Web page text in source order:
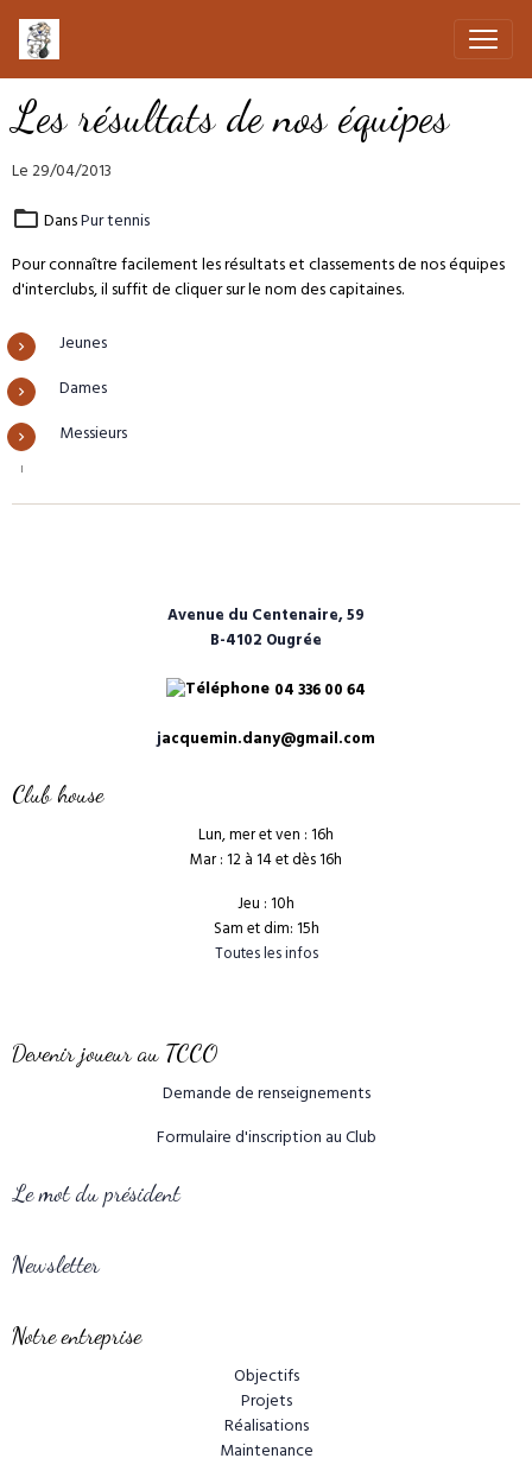
Les résultats de nos équipes
Le 29/04/2013
DansPur tennis
Pour connaître facilement les résultats et classements de nos équipes
d'interclubs, il suffit de cliquer sur le nom des capitaines.
Jeunes
Dames
Messieurs
Avenue du Centenaire, 59
B-4102 Ougrée
04 336 00 64
jacquemin.dany@gmail.com
Club house
Lun, mer et ven : 16h
Mar : 12 à 14 et dès 16h
Jeu : 10h
Sam et dim: 15h
Toutes les infos
Devenir joueur au TCCO
Demande de renseignements
Formulaire d'inscription au Club
Le mot du président
Newsletter
Notre entreprise
Objectifs
Projets
Réalisations
Maintenance